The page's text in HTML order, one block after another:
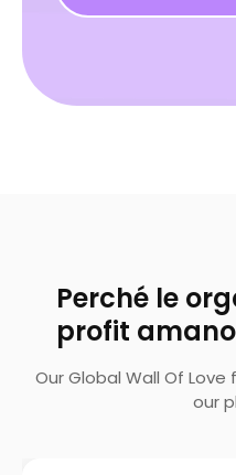
Perché le
profit amano
Our Global Wall Of
our